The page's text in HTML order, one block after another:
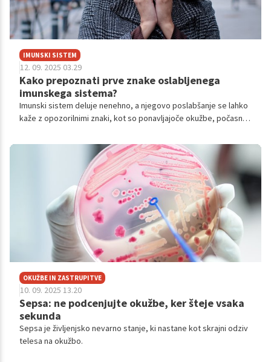
IMUNSKI SISTEM
12. 09. 2025 03.29
Kako prepoznati prve znake oslabljenega
imunskega sistema?
Imunski sistem deluje nenehno, a njegovo poslabšanje se lahko
kaže z opozorilnimi znaki, kot so ponavljajoče okužbe, počasno
neustrezna prehrana in premalo gibanja so glavni krivci, ki lahko
oslabijo našo obrambo. Pravočasno prepoznavanje teh znakov
in prilagoditev življenjskega sloga sta ključna za ohranjanje
močnega imunskega sistema, še posebej pred sezono
prehladov in grip.
OKUŽBE IN ZASTRUPITVE
10. 09. 2025 13.20
Sepsa: ne podcenjujte okužbe, ker šteje vsaka
sekunda
Sepsa je življenjsko nevarno stanje, ki nastane kot skrajni odziv
telesa na okužbo.